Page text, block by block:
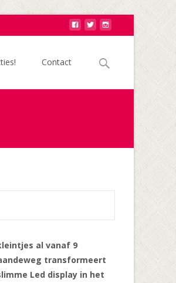
Contact
Zoek
naar:
al vanaf 9
transformeert
Led display in het